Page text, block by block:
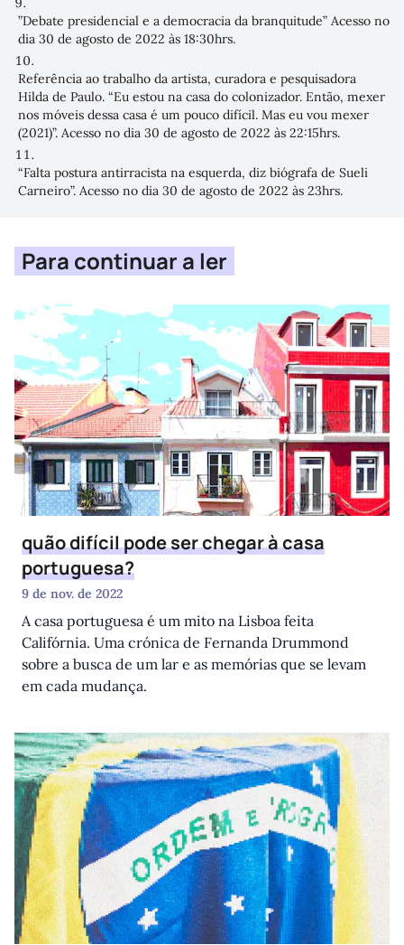
”Debate presidencial e a democracia da branquitude” Acesso no
dia 30 de agosto de 2022 às 18:30hrs.
Referência ao trabalho da artista, curadora e pesquisadora
Hilda de Paulo. “Eu estou na casa do colonizador. Então, mexer
nos móveis dessa casa é um pouco difícil. Mas eu vou mexer
(2021)”. Acesso no dia 30 de agosto de 2022 às 22:15hrs.
“Falta postura antirracista na esquerda, diz biógrafa de Sueli
Carneiro”. Acesso no dia 30 de agosto de 2022 às 23hrs.
Para continuar a ler
quão difícil pode ser chegar à casa
portuguesa?
9 de nov. de 2022
A casa portuguesa é um mito na Lisboa feita
Califórnia. Uma crónica de Fernanda Drummond
sobre a busca de um lar e as memórias que se levam
em cada mudança.